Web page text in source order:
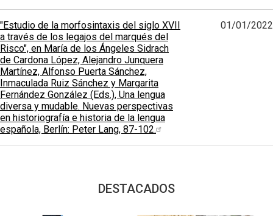
"Estudio de la morfosintaxis del siglo XVII
a través de los legajos del marqués del
Risco", en María de los Ángeles Sidrach
de Cardona López, Alejandro Junquera
Martínez, Alfonso Puerta Sánchez,
Inmaculada Ruiz Sánchez y Margarita
Fernández González (Eds.), Una lengua
diversa y mudable. Nuevas perspectivas
en historiografía e historia de la lengua
española, Berlín: Peter Lang, 87-102.
01/01/2022
DESTACADOS